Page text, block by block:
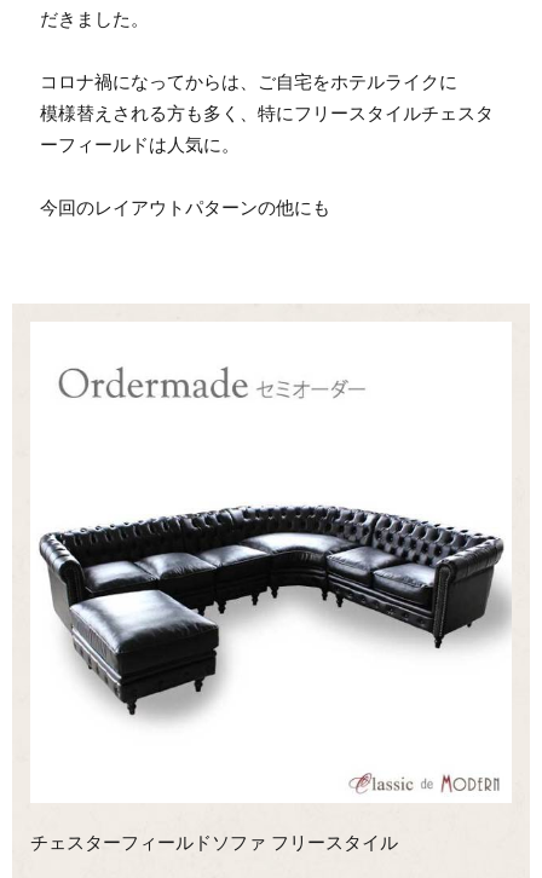
だきました。
コロナ禍になってからは、ご自宅をホテルライクに
模様替えされる方も多く、特にフリースタイルチェスタ
ーフィールドは人気に。
今回のレイアウトパターンの他にも
チェスターフィールドソファ フリースタイル